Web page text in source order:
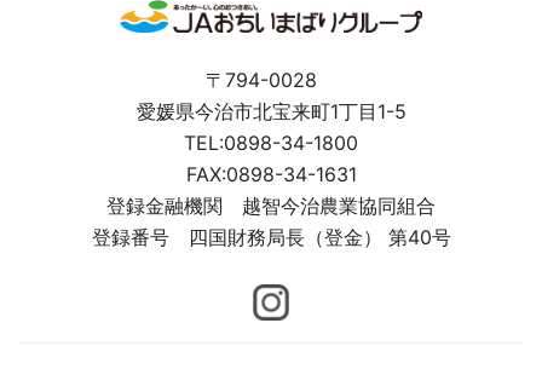
〒794-0028
愛媛県今治市北宝来町1丁目1-5
TEL:0898-34-1800
FAX:0898-34-1631
登録金融機関 越智今治農業協同組合
登録番号 四国財務局長（登金） 第40号